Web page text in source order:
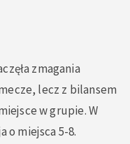
zmagania
lecz z bilansem
w grupie. W
o miejsca 5-8.